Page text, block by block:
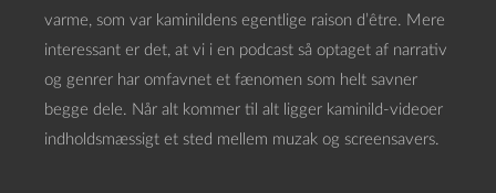
varme, som var kaminildens egentlige raison d’être. Mere
interessant er det, at vi i en podcast så optaget af narrativ
og genrer har omfavnet et fænomen som helt savner
begge dele. Når alt kommer til alt ligger kaminild-videoer
indholdsmæssigt et sted mellem muzak og screensavers.